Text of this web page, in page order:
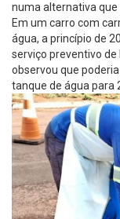
numa alternativa que
Em um carro com
água, a princípio de
serviço preventivo de
observou que
tanque de água